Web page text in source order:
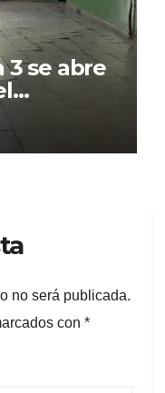
3 se abre
otro lado
no será publicada.
con *